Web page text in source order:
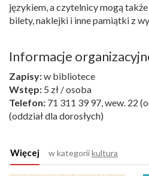
językiem, a czytelnicy mogą
bilety, naklejki i inne pamiątki z
Informacje
Zapisy:w bibliotece
Wstęp: 5 zł / osoba
Telefon: 71 311 39 97, wew. 22
(oddział dla dorosłych)
Więcej w kategoriikultura